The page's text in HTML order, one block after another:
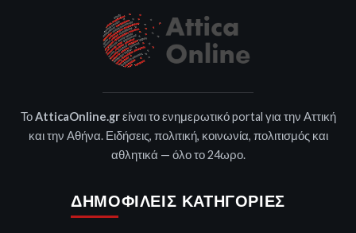
ΤοAtticaOnline.grείναι το ενημερωτικό portal για την Αττική
και την Αθήνα. Ειδήσεις, πολιτική, κοινωνία, πολιτισμός και
αθλητικά — όλο το 24ωρο.
ΔΗΜΟΦΙΛΕΊΣ ΚΑΤΗΓΟΡΊΕΣ